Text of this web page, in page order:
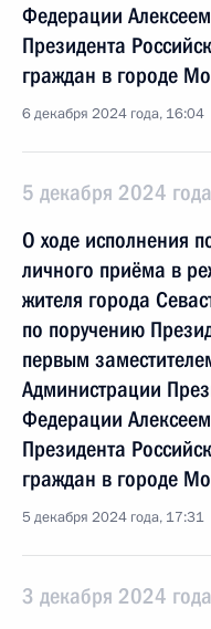
Федерации
Президента
граждан в городе
6 декабря 2024 года, 16:04
5 декабря 2024
О ходе исполнения
личного приёма в
жителя города
по поручению
первым
Администрации
Федерации
Президента
граждан в городе
5 декабря 2024 года, 17:31
3 декабря 2024